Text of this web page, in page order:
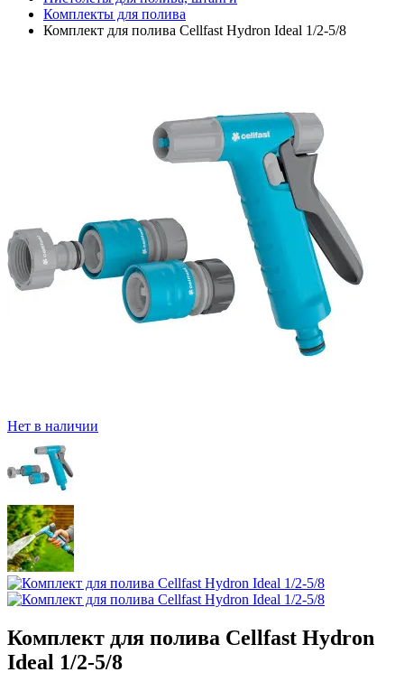
Комплекты для полива
Комплект для полива Cellfast Hydron Ideal 1/2-5/8
Нет в наличии
Комплект для полива Cellfast Hydron
Ideal 1/2-5/8